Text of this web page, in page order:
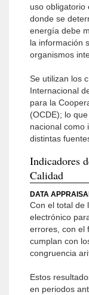
uso obligatorio
donde se
energía debe
la información
organismos
Se utilizan los
Internacional
para la
(OCDE); lo
nacional como
distintas
Indicadores
Calidad
DATA
Con el total de
electrónico
errores, con el
cumplan con
congruencia
Estos
en periodos